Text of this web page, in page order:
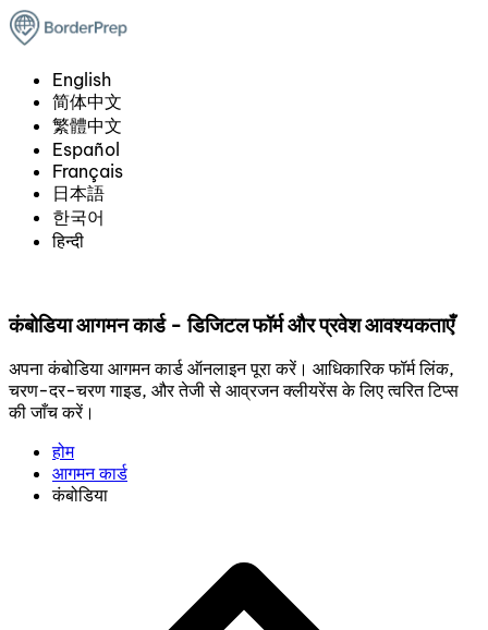
English
简体中文
繁體中文
Español
Français
日本語
한국어
हिन्दी
कंबोडिया आगमन कार्ड - डिजिटल फॉर्म और प्रवेश आवश्यकताएँ
अपना कंबोडिया आगमन कार्ड ऑनलाइन पूरा करें। आधिकारिक फॉर्म लिंक,
चरण-दर-चरण गाइड, और तेजी से आव्रजन क्लीयरेंस के लिए त्वरित टिप्स
की जाँच करें।
होम
आगमन कार्ड
कंबोडिया